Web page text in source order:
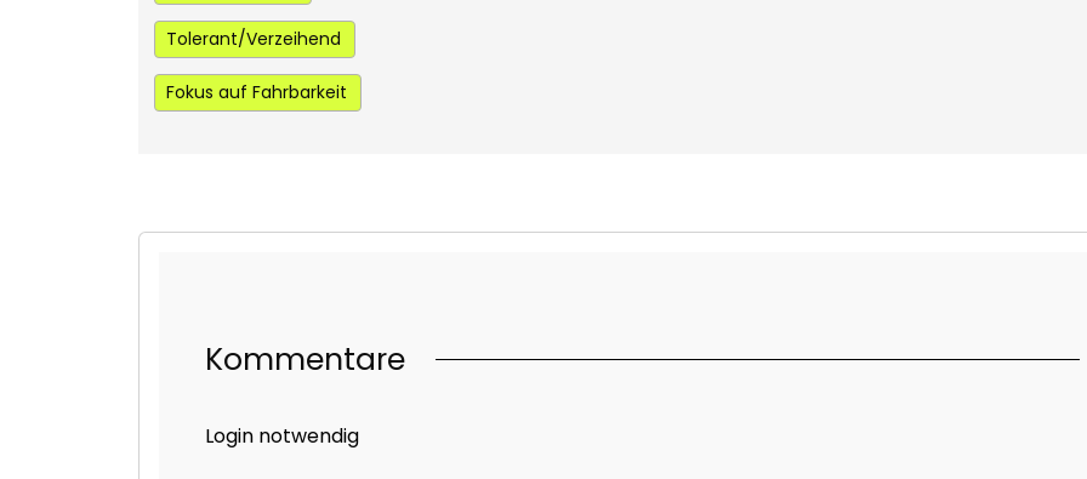
Tolerant/Verzeihend
Fokus auf Fahrbarkeit
Kommentare
Login notwendig